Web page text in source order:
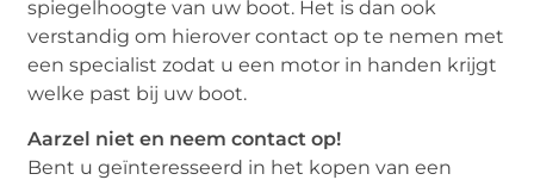
spiegelhoogte van uw boot. Het is dan ook
verstandig om hierover contact op te nemen met
een specialist zodat u een motor in handen krijgt
welke past bij uw boot.
Aarzel niet en neem contact op!
Bent u geïnteresseerd in het kopen van een